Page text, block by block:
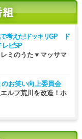
考えた!ドッキリGP ド
レビSP
ミのうた▼マッサマ
のお笑い向上委員会
ルフ荒川を改造！ホ